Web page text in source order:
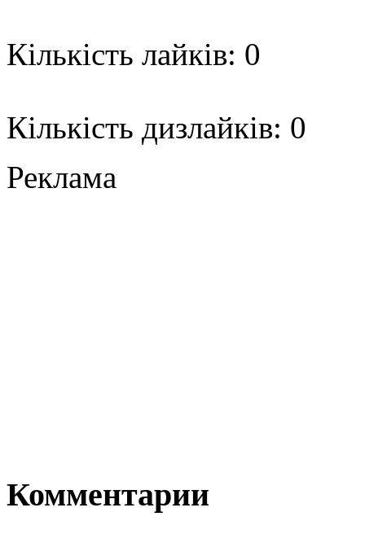
Кількість лайків: 0
Кількість дизлайків: 0
Реклама
Комментарии